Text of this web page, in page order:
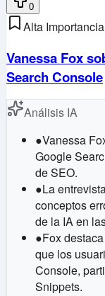
0
Alta Importancia
Vanessa Fox
Search Console
Análisis IA
●Vanessa
Google
de SEO.
●La
conceptos
de la IA en
●Fox
que los
Console,
Snippets.